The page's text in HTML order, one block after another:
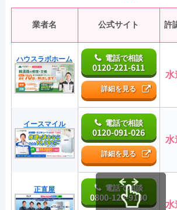
業者名 公式サイト 許
ハウスラボホーム 電話で相談
0120-221-611
詳細を見る
水
イースマイル 電話で相談
0120-091-026
詳細を見る
水
正直屋 電話で相談
0800-123-9100
水